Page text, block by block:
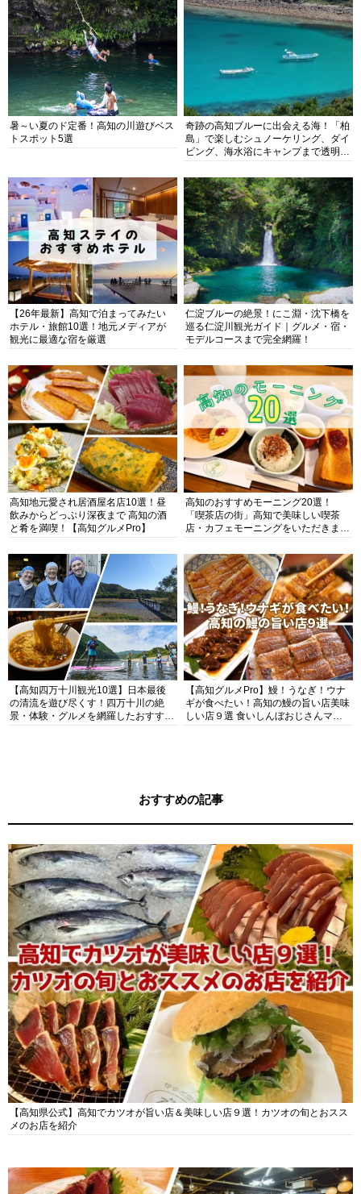
暑～い夏のド定番！高知の川遊びベス
トスポット5選
奇跡の高知ブルーに出会える海！「柏
島」で楽しむシュノーケリング、ダイ
ビング、海水浴にキャンプまで透明度
【26年最新】高知で泊まってみたい
ホテル・旅館10選！地元メディアが
観光に最適な宿を厳選
仁淀ブルーの絶景！にこ淵・沈下橋を
巡る仁淀川観光ガイド｜グルメ・宿・
モデルコースまで完全網羅！
高知地元愛され居酒屋名店10選！昼
飲みからどっぷり深夜まで 高知の酒
と肴を満喫！【高知グルメPro】
高知のおすすめモーニング20選！
「喫茶店の街」高知で美味しい喫茶
店・カフェモーニングをいただきま
【高知四万十川観光10選】日本最後
の清流を遊び尽くす！四万十川の絶
景・体験・グルメを網羅したおすすめ
【高知グルメPro】鰻！うなぎ！ウナ
ギが食べたい！高知の鰻の旨い店美味
しい店９選 食いしんぼおじさんマッ
おすすめの記事
【高知県公式】高知でカツオが旨い店＆美味しい店９選！カツオの旬とおスス
メのお店を紹介